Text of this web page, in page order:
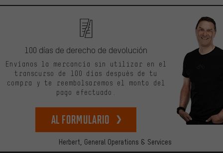
Herbert, General Operations & Services
100 días de derecho de devolución
Envíanos la mercancía sin utilizar en el
transcurso de 100 días después de tu
compra y te reembolsaremos el monto del
pago efectuado.
Al formulario